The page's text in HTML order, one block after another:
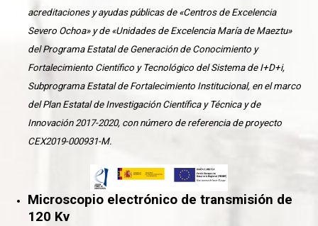
acreditaciones y ayudas públicas de «Centros de Excelencia
Severo Ochoa» y de «Unidades de Excelencia María de Maeztu»
del Programa Estatal de Generación de Conocimiento y
Fortalecimiento Científico y Tecnológico del Sistema de I+D+i,
Subprograma Estatal de Fortalecimiento Institucional, en el marco
del Plan Estatal de Investigación Científica y Técnica y de
Innovación 2017-2020, con número de referencia de proyecto
CEX2019-000931-M.
Microscopio electrónico de transmisión de
120 Kv